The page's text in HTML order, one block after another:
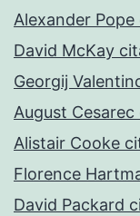
Alexander
David McKay
Georgij
August
Alistair Cooke
Florence
David Packard